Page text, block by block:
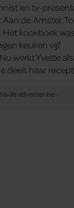
en tv-
de Amstel.
Het kookboek
keuken vijf
. Nu werkt Yvette
deelt haar